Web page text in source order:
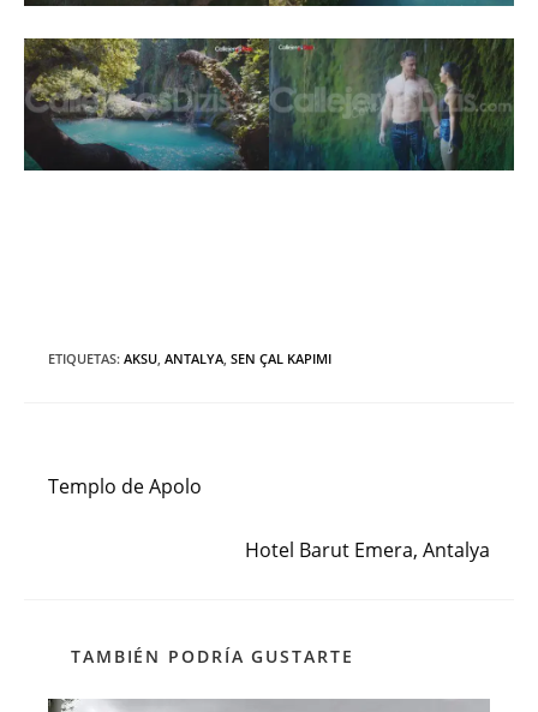
ETIQUETAS: AKSU, ANTALYA, SEN ÇAL KAPIMI
artículos
Templo de Apolo
Hotel Barut Emera, Antalya
TAMBIÉN PODRÍA GUSTARTE